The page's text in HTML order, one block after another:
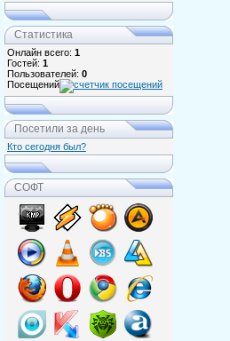
Статистика
Онлайн всего: 1
Гостей: 1
Пользователей: 0
Посещений
Посетили за день
Кто сегодня был?
СОФТ